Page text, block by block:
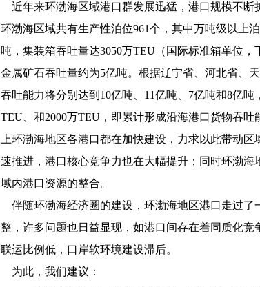
近年来环渤海区域港口群发展迅猛，港口规模不断
环渤海区域共有生产性泊位961个，其中万吨级以上
吨，集装箱吞吐量达3050万TEU（国际标准箱单位
金属矿石吞吐量约为5亿吨。根据辽宁省、河北省、
吞吐能力将分别达到10亿吨、11亿吨、7亿吨和8亿
TEU、和2000万TEU，即累计形成沿海港口货物吞
上环渤海地区各港口都在加快建设，力求以此带动
速推进，港口核心竞争力也在大幅提升；同时环渤
域内港口资源的整合。
伴随环渤海经济圈的建设，环渤海地区港口走过了
整，许多问题也日益显现，如港口间存在着同质化
联运比例低，口岸软环境建设滞后。
为此，我们建议：